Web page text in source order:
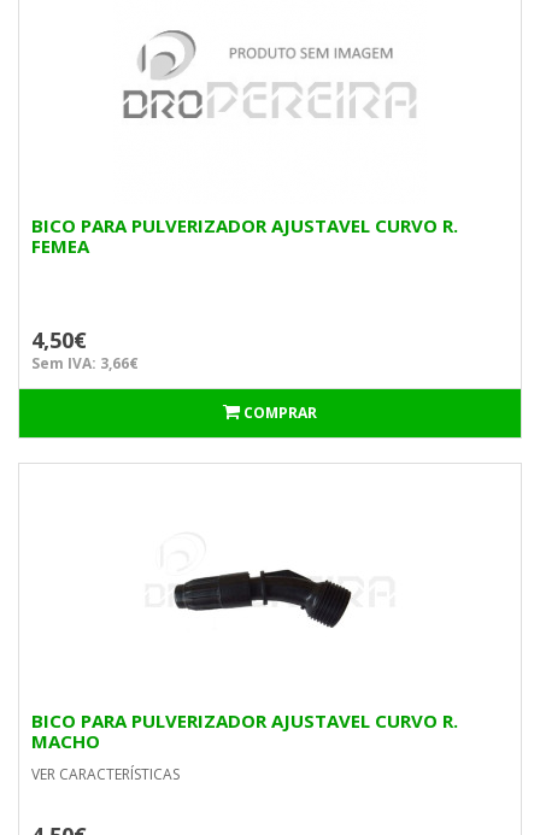
BICO PARA PULVERIZADOR AJUSTAVEL CURVO R.
FEMEA
4,50€
Sem IVA: 3,66€
COMPRAR
BICO PARA PULVERIZADOR AJUSTAVEL CURVO R.
MACHO
VER CARACTERÍSTICAS